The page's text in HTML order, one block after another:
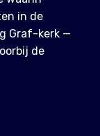
in de
Graf-kerk —
de